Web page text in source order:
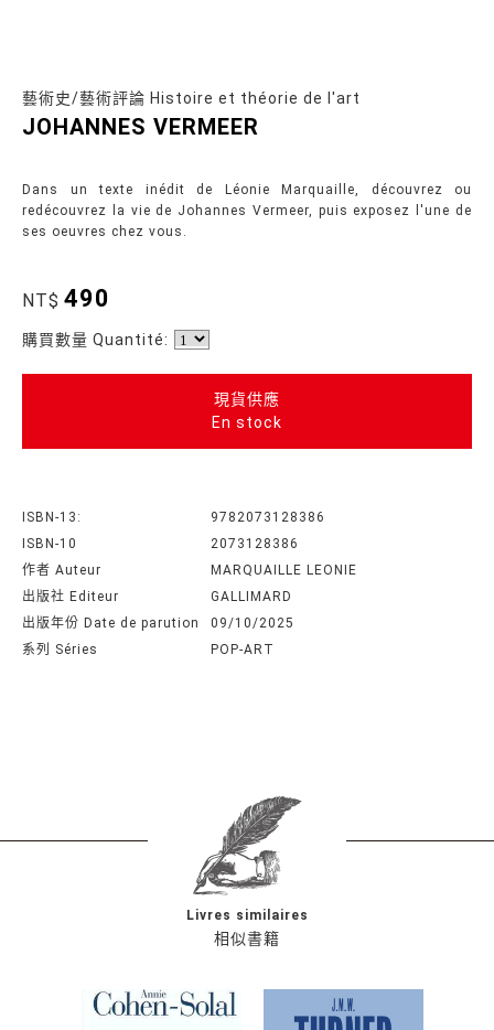
藝術史/藝術評論 Histoire et théorie de l'art
JOHANNES VERMEER
Dans un texte inédit de Léonie Marquaille, découvrez ou
redécouvrez la vie de Johannes Vermeer, puis exposez l'une de
ses oeuvres chez vous.
NT$ 490
購買數量 Quantité:
現貨供應
En stock
ISBN-13:
9782073128386
ISBN-10
2073128386
作者 Auteur
MARQUAILLE LEONIE
出版社 Editeur
GALLIMARD
出版年份 Date de parution
09/10/2025
系列 Séries
POP-ART
相似書籍
Livres similaires